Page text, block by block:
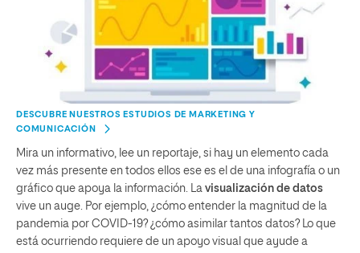
DESCUBRE NUESTROS ESTUDIOS DE MARKETING Y
COMUNICACIÓN
Mira un informativo, lee un reportaje, si hay un elemento cada
vez más presente en todos ellos ese es el de una infografía o un
gráfico que apoya la información. La visualización de datos
vive un auge. Por ejemplo, ¿cómo entender la magnitud de la
pandemia por COVID-19? ¿cómo asimilar tantos datos? Lo que
está ocurriendo requiere de un apoyo visual que ayude a